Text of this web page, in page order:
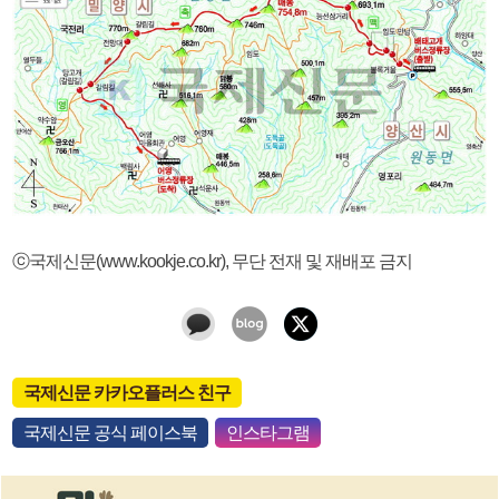
ⓒ국제신문(www.kookje.co.kr), 무단 전재 및 재배포 금지
국제신문 카카오플러스 친구
국제신문 공식 페이스북 인스타그램